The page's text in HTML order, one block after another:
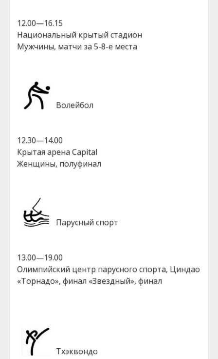
12.00—16.15
Национальный крытый стадион
Мужчины, матчи за 5-8-е места
Волейбол
12.30—14.00
Крытая арена Capital
Женщины, полуфинал
Парусный спорт
13.00—19.00
Олимпийский центр парусного спорта, Циндао
«Торнадо», финал «Звездный», финал
Тхэквондо